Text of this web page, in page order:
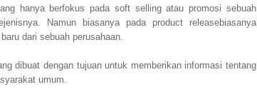
hanya berfokus pada soft selling atau promosi sebuah
Namun biasanya pada product releasebiasanya
dari sebuah perusahaan.
dibuat dengan tujuan untuk memberikan informasi tentang
umum.